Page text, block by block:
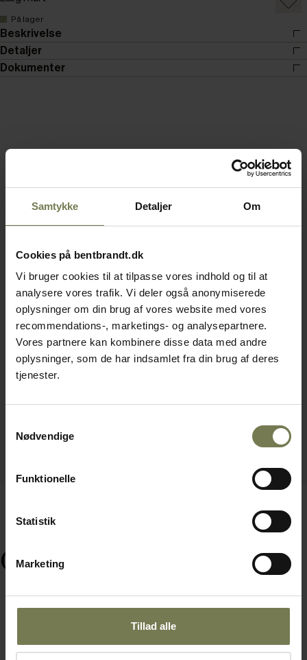
Samtykke Detaljer Om
Cookies på bentbrandt.dk
Vi bruger cookies til at tilpasse vores indhold og til at
analysere vores trafik. Vi deler også anonymiserede
oplysninger om din brug af vores website med vores
recommendations-, marketings- og analysepartnere.
Vores partnere kan kombinere disse data med andre
oplysninger, som de har indsamlet fra din brug af deres
tjenester.
Nødvendige
Funktionelle
Statistik
Marketing
Tillad alle
På lager
Beskrivelse
Detaljer
Dokumenter
Ofte købt sammen med